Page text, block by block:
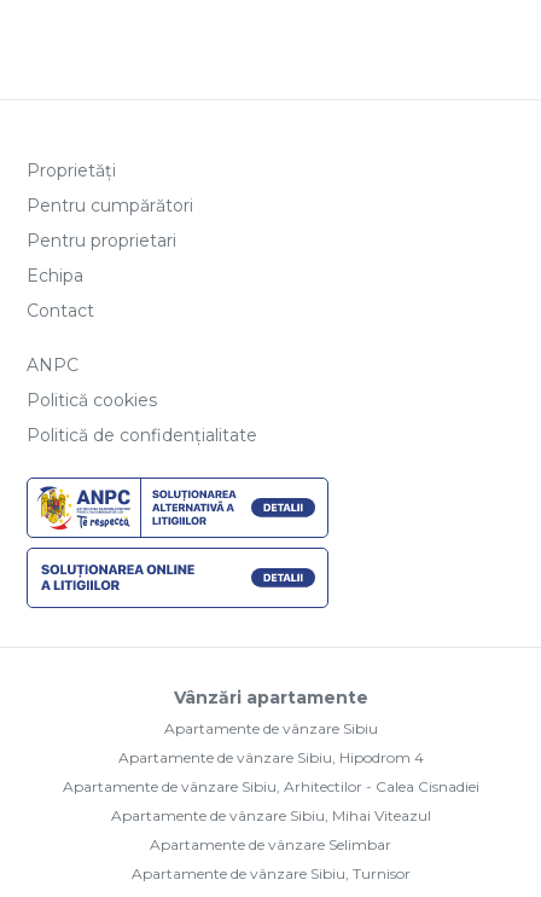
ANPC
Politică de confidențialitate
Vânzări apartamente
Apartamente de vânzare Sibiu, Hipodrom 4
Apartamente de vânzare Sibiu, Arhitectilor - Calea Cisnadiei
Apartamente de vânzare Sibiu, Mihai Viteazul
Apartamente de vânzare Selimbar
Apartamente de vânzare Sibiu, Turnisor
Case vile de vânzare Selimbar
Vânzări terenuri